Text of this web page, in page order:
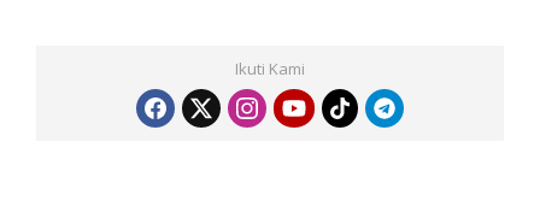
Ikuti Kami